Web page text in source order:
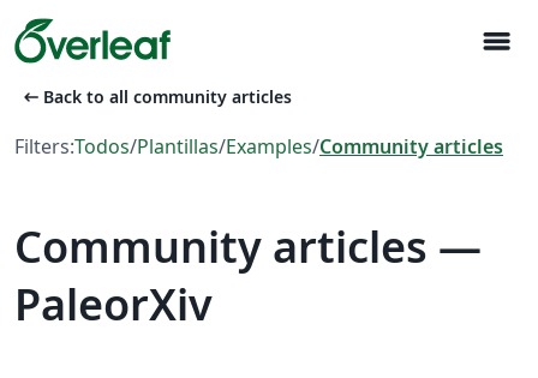
menu
arrow_left_alt Back to all community articles
Filters:Todos/Plantillas/Examples/Community articles
Community articles —
PaleorXiv